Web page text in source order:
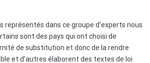
représentés dans ce groupe d’experts nous
sont des pays qui ont choisi de
de substitution et donc de la rendre
et d’autres élaborent des textes de loi